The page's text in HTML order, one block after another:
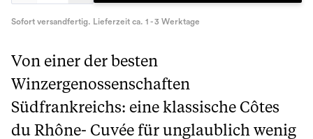
Sofort versandfertig. Lieferzeit ca. 1 - 3 Werktage
Von einer der besten
Winzergenossenschaften
Südfrankreichs: eine klassische Côtes
du Rhône- Cuvée für unglaublich wenig